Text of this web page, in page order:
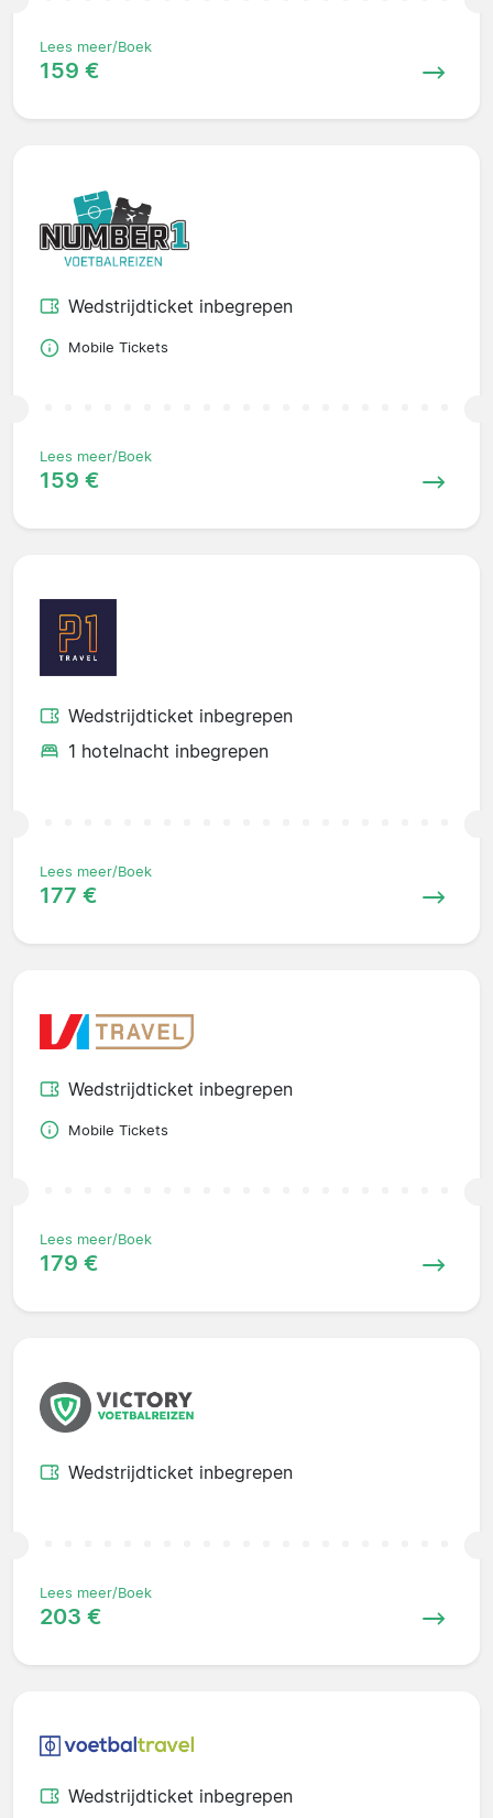
Lees meer/Boek
159 €
Wedstrijdticket inbegrepen
Mobile Tickets
Lees meer/Boek
159 €
Wedstrijdticket inbegrepen
1 hotelnacht inbegrepen
Lees meer/Boek
177 €
Wedstrijdticket inbegrepen
Mobile Tickets
Lees meer/Boek
179 €
Wedstrijdticket inbegrepen
Lees meer/Boek
203 €
Wedstrijdticket inbegrepen